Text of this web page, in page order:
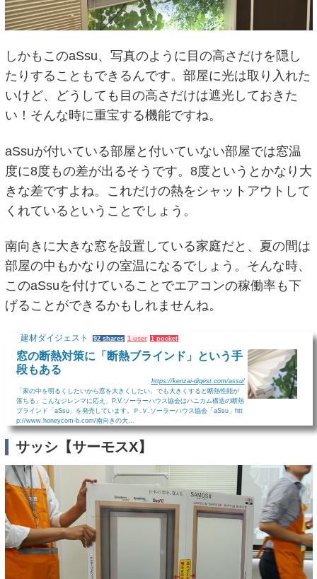
しかもこのaSsu、写真のように目の高さだけを隠し
たりすることもできるんです。部屋に光は取り入れた
いけど、どうしても目の高さだけは遮光しておきた
い！そんな時に重宝する機能ですね。
aSsuが付いている部屋と付いていない部屋では窓温
度に8度もの差が出るそうです。8度というとかなり大
きな差ですよね。これだけの熱をシャットアウトして
くれているということでしょう。
南向きに大きな窓を設置している家庭だと、夏の間は
部屋の中もかなりの室温になるでしょう。そんな時、
このaSsuを付けていることでエアコンの稼働率も下
げることができるかもしれませんね。
建材ダイジェスト 92 shares 1 user 1 pocket
窓の断熱対策に「断熱ブラインド」という手
段もある
https://kenzai-digest.com/assu/
「家の中を明るくしたいから窓を大きくしたい、でも大きくすると断熱性能が
落ちる」こんなジレンマに応え、P.V.ソーラーハウス協会はハニカム構造の断熱
ブラインド「aSsu」を発売しています。Ｐ.Ｖ.ソーラーハウス協会「aSsu」htt
p://www.honeycom-b.com/南向きの大...
サッシ【サーモスX】